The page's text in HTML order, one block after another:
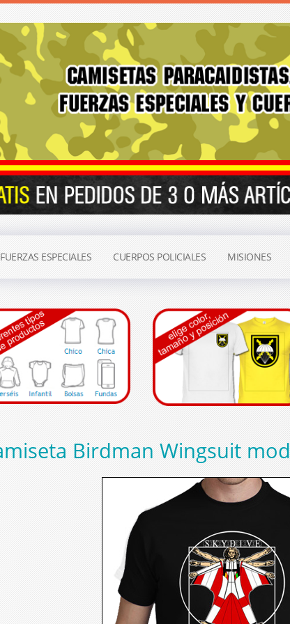
FUERZAS ESPECIALES CUERPOS POLICIALES MISIONES
Birdman Wingsuit